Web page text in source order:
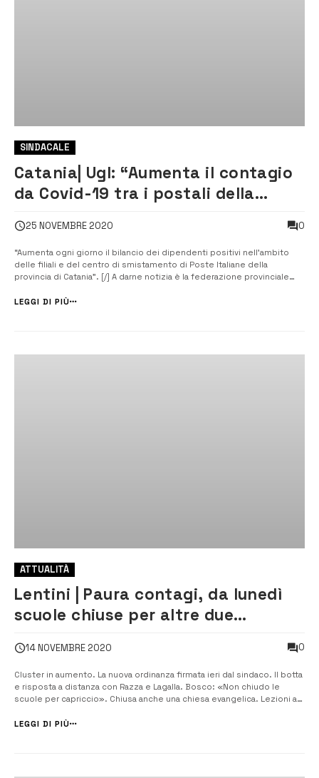
SINDACALE
Catania| Ugl: “Aumenta il contagio
da Covid-19 tra i postali della
25 NOVEMBRE 2020 0
“Aumenta ogni giorno il bilancio dei dipendenti positivi nell’ambito
delle filiali e del centro di smistamento di Poste Italiane della
provincia di Catania”. [/] A darne notizia è la federazione provinciale
le misure di protezione e contenimento della diffusione d...
LEGGI DI PIÙ
ATTUALITÀ
Lentini | Paura contagi, da lunedì
scuole chiuse per altre due
14 NOVEMBRE 2020 0
Cluster in aumento. La nuova ordinanza firmata ieri dal sindaco. Il botta
e risposta a distanza con Razza e Lagalla. Bosco: «Non chiudo le
scuole per capriccio». Chiusa anche una chiesa evangelica. Lezioni a
settimane. Per provare a limitare il più possibile i […]
LEGGI DI PIÙ